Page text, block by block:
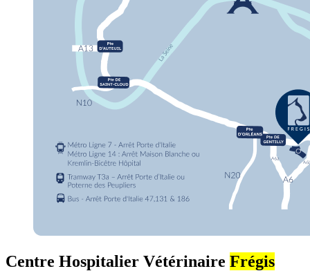
Centre Hospitalier Vétérinaire Frégis